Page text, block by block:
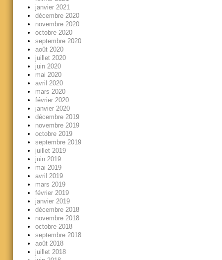
janvier 2021
décembre 2020
novembre 2020
octobre 2020
septembre 2020
août 2020
juillet 2020
juin 2020
mai 2020
avril 2020
mars 2020
février 2020
janvier 2020
décembre 2019
novembre 2019
octobre 2019
septembre 2019
juillet 2019
juin 2019
mai 2019
avril 2019
mars 2019
février 2019
janvier 2019
décembre 2018
novembre 2018
octobre 2018
septembre 2018
août 2018
juillet 2018